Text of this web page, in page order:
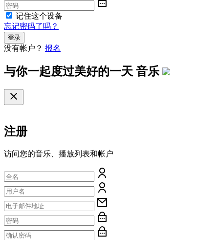
记住这个设备
忘记密码了吗？
登录
没有帐户？ 报名
与你一起度过美好的一天 音乐
注册
访问您的音乐、播放列表和帐户